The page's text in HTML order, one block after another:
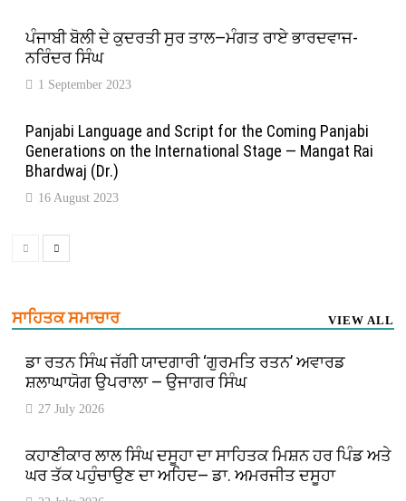
ਪੰਜਾਬੀ ਬੋਲੀ ਦੇ ਕੁਦਰਤੀ ਸੁਰ ਤਾਲ—ਮੰਗਤ ਰਾਏ ਭਾਰਦਵਾਜ-
ਨਰਿੰਦਰ ਸਿੰਘ
1 September 2023
Panjabi Language and Script for the Coming Panjabi
Generations on the International Stage — Mangat Rai
Bhardwaj (Dr.)
16 August 2023
ਸਾਹਿਤਕ ਸਮਾਚਾਰ VIEW ALL
ਡਾ ਰਤਨ ਸਿੰਘ ਜੱਗੀ ਯਾਦਗਾਰੀ ‘ਗੁਰਮਤਿ ਰਤਨ’ ਅਵਾਰਡ
ਸ਼ਲਾਘਾਯੋਗ ਉਪਰਾਲਾ — ਉਜਾਗਰ ਸਿੰਘ
27 July 2026
ਕਹਾਣੀਕਾਰ ਲਾਲ ਸਿੰਘ ਦਸੂਹਾ ਦਾ ਸਾਹਿਤਕ ਮਿਸ਼ਨ ਹਰ ਪਿੰਡ ਅਤੇ
ਘਰ ਤੱਕ ਪਹੁੰਚਾਉਣ ਦਾ ਅਹਿਦ— ਡਾ. ਅਮਰਜੀਤ ਦਸੂਹਾ